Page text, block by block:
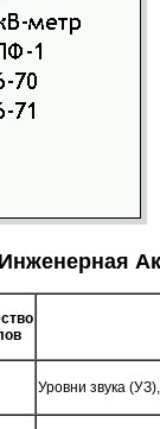
Уровни звука